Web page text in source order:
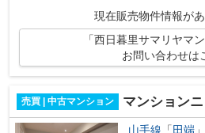
現在販売物件情報があ
「西日暮里サマリヤマ
お問い合わせは
売買 | 中古マンション マンション
山手線 「 田端